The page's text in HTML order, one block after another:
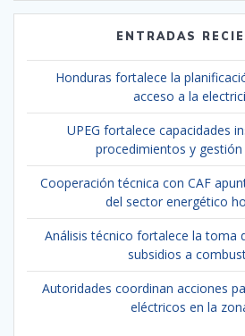
ENTRADAS
Honduras fortalece la
acceso a la
UPEG fortalece capacidades
procedimientos y gestión
Cooperación técnica con CAF
del sector energético
Análisis técnico fortalece la toma
subsidios a
Autoridades coordinan acciones
eléctricos en la